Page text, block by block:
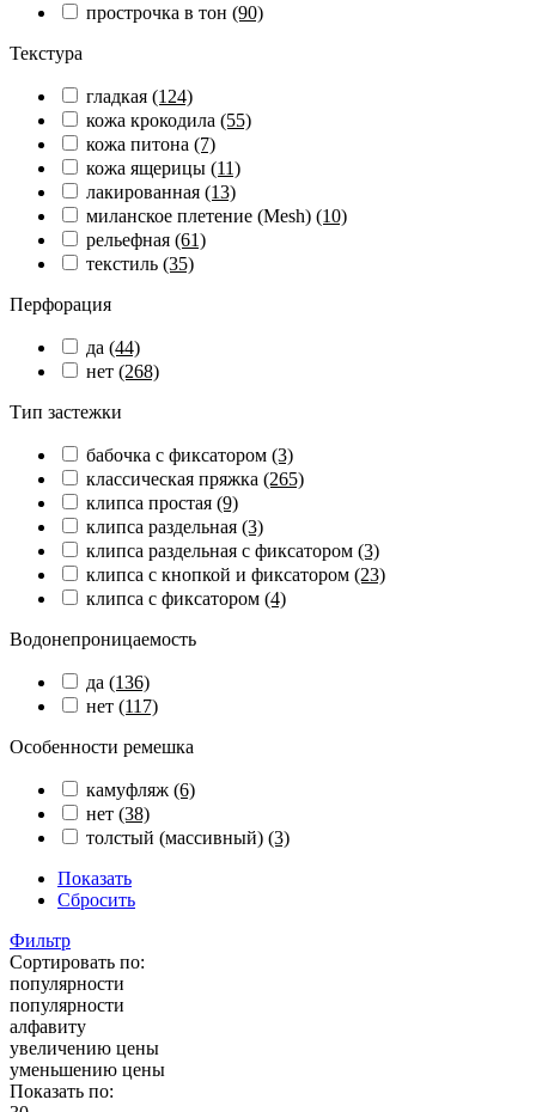
прострочка в тон (90)
Текстура
гладкая (124)
кожа крокодила (55)
кожа питона (7)
кожа ящерицы (11)
лакированная (13)
миланское плетение (Mesh) (10)
рельефная (61)
текстиль (35)
Перфорация
да (44)
нет (268)
Тип застежки
бабочка с фиксатором (3)
классическая пряжка (265)
клипса простая (9)
клипса раздельная (3)
клипса раздельная с фиксатором (3)
клипса с кнопкой и фиксатором (23)
клипса с фиксатором (4)
Водонепроницаемость
да (136)
нет (117)
Особенности ремешка
камуфляж (6)
нет (38)
толстый (массивный) (3)
Показать
Сбросить
Фильтр
Сортировать по:
популярности
популярности
алфавиту
увеличению цены
уменьшению цены
Показать по: